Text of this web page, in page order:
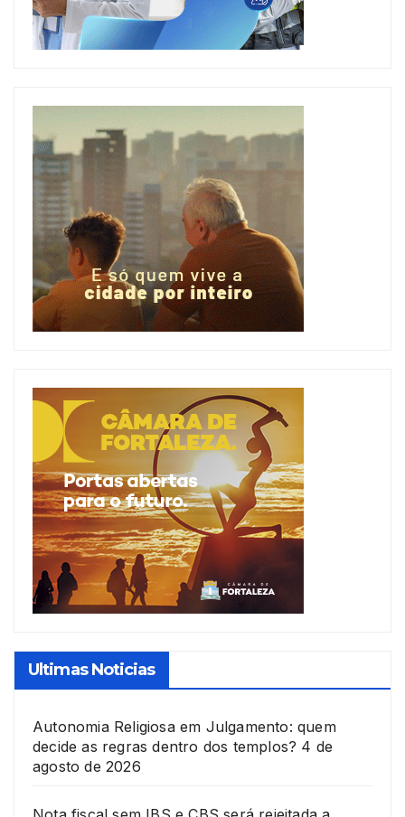
Ultimas Noticias
Autonomia Religiosa em Julgamento: quem
decide as regras dentro dos templos? 4 de
agosto de 2026